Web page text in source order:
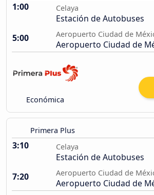
1:00 Celaya
Estación de Autobuses
5:00
Aeropuerto Ciudad de
Aeropuerto Ciudad de
Económica
Primera Plus
3:10 Celaya
Estación de Autobuses
7:20
Aeropuerto Ciudad de
Aeropuerto Ciudad de